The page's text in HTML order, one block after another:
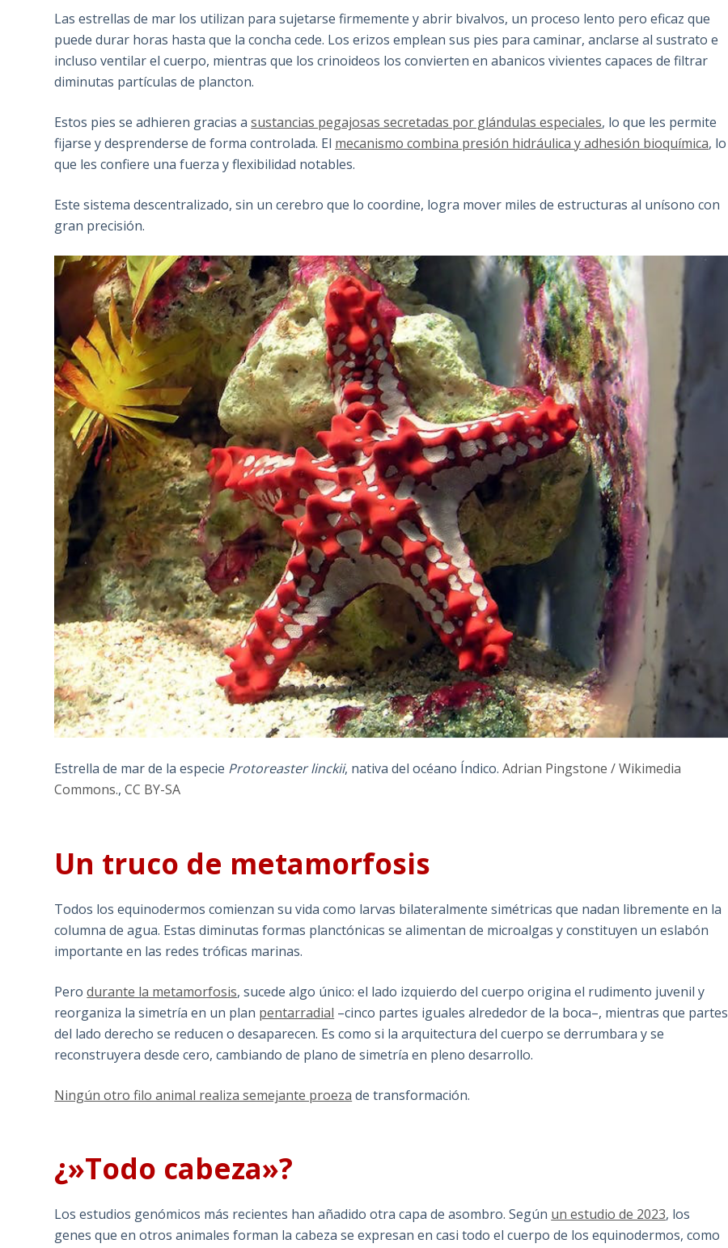
Las estrellas de mar los utilizan para sujetarse firmemente y abrir bivalvos, un proceso lento pero eficaz que
puede durar horas hasta que la concha cede. Los erizos emplean sus pies para caminar, anclarse al sustrato e
incluso ventilar el cuerpo, mientras que los crinoideos los convierten en abanicos vivientes capaces de filtrar
diminutas partículas de plancton.
Estos pies se adhieren gracias asustancias pegajosas secretadas por glándulas especiales, lo que les permite
fijarse y desprenderse de forma controlada. El mecanismo combina presión hidráulica y adhesión bioquímica, lo
que les confiere una fuerza y flexibilidad notables.
Este sistema descentralizado, sin un cerebro que lo coordine, logra mover miles de estructuras al unísono con
gran precisión.
Estrella de mar de la especie Protoreaster linckii, nativa del océano Índico. Adrian Pingstone / Wikimedia
Commons.,CC BY-SA
Un truco de metamorfosis
Todos los equinodermos comienzan su vida como larvas bilateralmente simétricas que nadan libremente en la
columna de agua. Estas diminutas formas planctónicas se alimentan de microalgas y constituyen un eslabón
importante en las redes tróficas marinas.
Perodurante la metamorfosis, sucede algo único: el lado izquierdo del cuerpo origina el rudimento juvenil y
reorganiza la simetría en un plan pentarradial –cinco partes iguales alrededor de la boca–, mientras que partes
del lado derecho se reducen o desaparecen. Es como si la arquitectura del cuerpo se derrumbara y se
reconstruyera desde cero, cambiando de plano de simetría en pleno desarrollo.
Ningún otro filo animal realiza semejante proeza de transformación.
¿»Todo cabeza»?
Los estudios genómicos más recientes han añadido otra capa de asombro. Según un estudio de 2023, los
genes que en otros animales forman la cabeza se expresan en casi todo el cuerpo de los equinodermos, como